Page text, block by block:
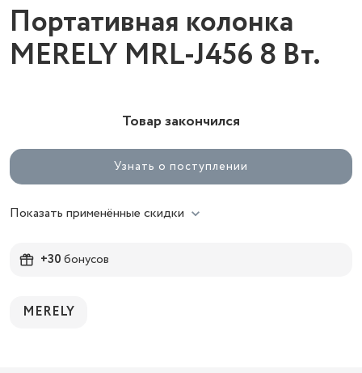
Портативная колонка
MERELY MRL-J456 8 Вт.
Товар закончился
Узнать о поступлении
Показать применённые скидки
+30бонусов
MERELY